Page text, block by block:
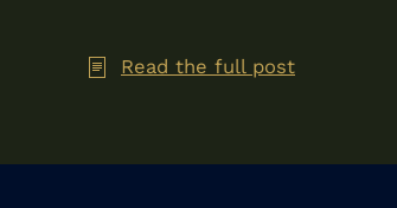
Read the full post